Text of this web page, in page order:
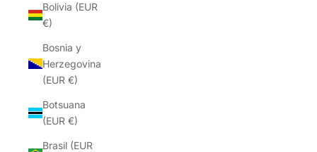
Bolivia (EUR
€)
Bosnia y
Herzegovina
(EUR €)
Botsuana
(EUR €)
Brasil (EUR